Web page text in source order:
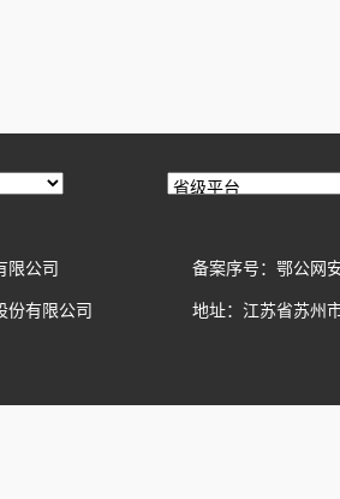
限公司
份有限公司
备案序号：鄂公网
地址：江苏省苏州